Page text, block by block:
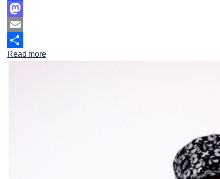
Facebook
Mastodon
Email
Share
Read more